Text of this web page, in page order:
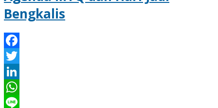
Bengkalis
Facebook
Twitter
LinkedIn
WhatsApp